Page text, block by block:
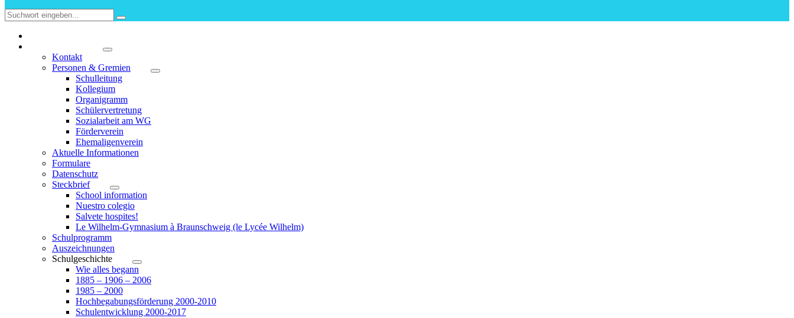
Kontakt
Personen & Gremien
Schulleitung
Kollegium
Organigramm
Schülervertretung
Sozialarbeit am WG
Förderverein
Ehemaligenverein
Aktuelle Informationen
Formulare
Datenschutz
Steckbrief
School information
Nuestro colegio
Salvete hospites!
Le Wilhelm-Gymnasium à Braunschweig (le Lycée Wilhelm)
Schulprogramm
Auszeichnungen
Schulgeschichte
Wie alles begann
1885 – 1906 – 2006
1985 – 2000
Hochbegabungsförderung 2000-2010
Schulentwicklung 2000-2017